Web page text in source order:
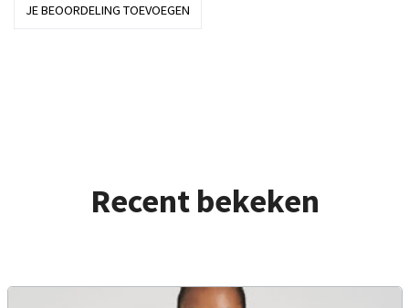
JE BEOORDELING TOEVOEGEN
Recent bekeken